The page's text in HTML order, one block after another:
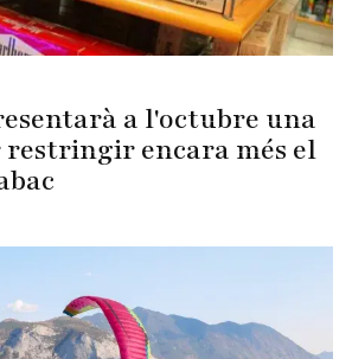
a l'octubre una
encara més el